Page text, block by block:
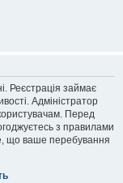
Реєстрація займає
Адміністратор
Перед
з правилами
що ваше перебування